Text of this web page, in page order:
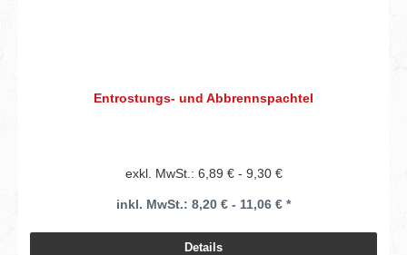
Entrostungs- und Abbrennspachtel
exkl. MwSt.: 6,89 € - 9,30 €
inkl. MwSt.: 8,20 € - 11,06 € *
Details